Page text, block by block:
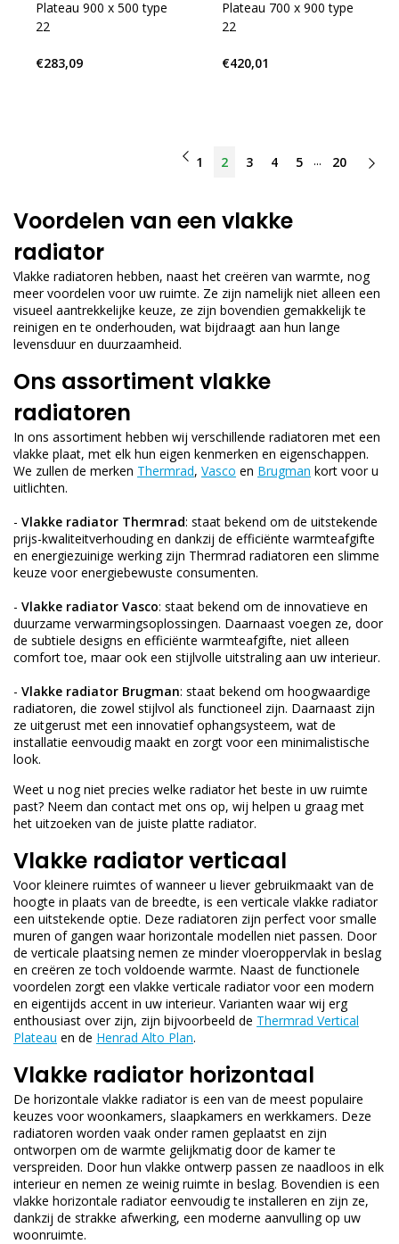
Plateau 900 x 500 type
22
€283,09
Plateau 700 x 900 type
22
€420,01
1 2 3 4 5 ... 20
Voordelen van een vlakke
radiator
Vlakke radiatoren hebben, naast het creëren van warmte, nog
meer voordelen voor uw ruimte. Ze zijn namelijk niet alleen een
visueel aantrekkelijke keuze, ze zijn bovendien gemakkelijk te
reinigen en te onderhouden, wat bijdraagt aan hun lange
levensduur en duurzaamheid.
Ons assortiment vlakke
radiatoren
In ons assortiment hebben wij verschillende radiatoren met een
vlakke plaat, met elk hun eigen kenmerken en eigenschappen.
We zullen de merken Thermrad, Vasco en Brugman kort voor u
uitlichten.
- Vlakke radiator Thermrad: staat bekend om de uitstekende
prijs-kwaliteitverhouding en dankzij de efficiënte warmteafgifte
en energiezuinige werking zijn Thermrad radiatoren een slimme
keuze voor energiebewuste consumenten.
- Vlakke radiator Vasco: staat bekend om de innovatieve en
duurzame verwarmingsoplossingen. Daarnaast voegen ze, door
de subtiele designs en efficiënte warmteafgifte, niet alleen
comfort toe, maar ook een stijlvolle uitstraling aan uw interieur.
- Vlakke radiator Brugman: staat bekend om hoogwaardige
radiatoren, die zowel stijlvol als functioneel zijn. Daarnaast zijn
ze uitgerust met een innovatief ophangsysteem, wat de
installatie eenvoudig maakt en zorgt voor een minimalistische
look.
Weet u nog niet precies welke radiator het beste in uw ruimte
past? Neem dan contact met ons op, wij helpen u graag met
het uitzoeken van de juiste platte radiator.
Vlakke radiator verticaal
Voor kleinere ruimtes of wanneer u liever gebruikmaakt van de
hoogte in plaats van de breedte, is een verticale vlakke radiator
een uitstekende optie. Deze radiatoren zijn perfect voor smalle
muren of gangen waar horizontale modellen niet passen. Door
de verticale plaatsing nemen ze minder vloeroppervlak in beslag
en creëren ze toch voldoende warmte. Naast de functionele
voordelen zorgt een vlakke verticale radiator voor een modern
en eigentijds accent in uw interieur. Varianten waar wij erg
enthousiast over zijn, zijn bijvoorbeeld de Thermrad Vertical
Plateau en de Henrad Alto Plan.
Vlakke radiator horizontaal
De horizontale vlakke radiator is een van de meest populaire
keuzes voor woonkamers, slaapkamers en werkkamers. Deze
radiatoren worden vaak onder ramen geplaatst en zijn
ontworpen om de warmte gelijkmatig door de kamer te
verspreiden. Door hun vlakke ontwerp passen ze naadloos in elk
interieur en nemen ze weinig ruimte in beslag. Bovendien is een
vlakke horizontale radiator eenvoudig te installeren en zijn ze,
dankzij de strakke afwerking, een moderne aanvulling op uw
woonruimte.